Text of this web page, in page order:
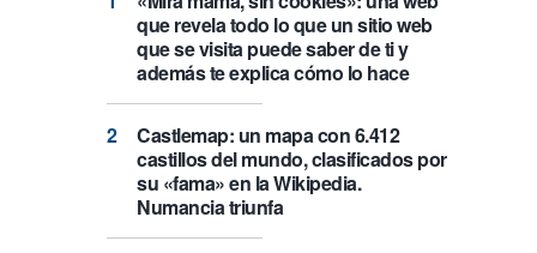
que revela todo lo que un sitio web
que se visita puede saber de ti y
además te explica cómo lo hace
Castlemap: un mapa con 6.412
castillos del mundo, clasificados por
su «fama» en la Wikipedia.
Numancia triunfa